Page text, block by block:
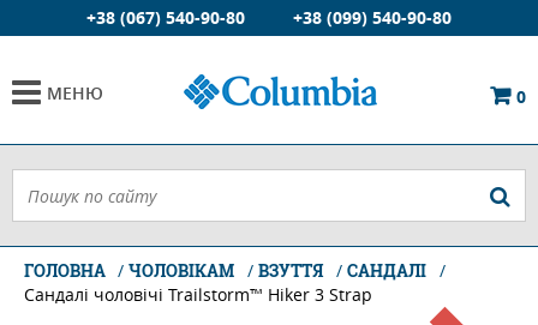
+38 (067) 540-90-80 +38 (099) 540-90-80
МЕНЮ 0
ГОЛОВНА ЧОЛОВІКАМ ВЗУТТЯ
САНДАЛІ
Сандалі чоловічі Trailstorm™ Hiker 3 Strap